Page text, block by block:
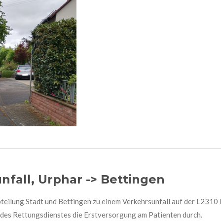
Urphar -> Bettingen
Stadt und Bettingen zu einem Verkehrsunfall auf der
Rettungsdienstes die Erstversorgung am Patienten durch.